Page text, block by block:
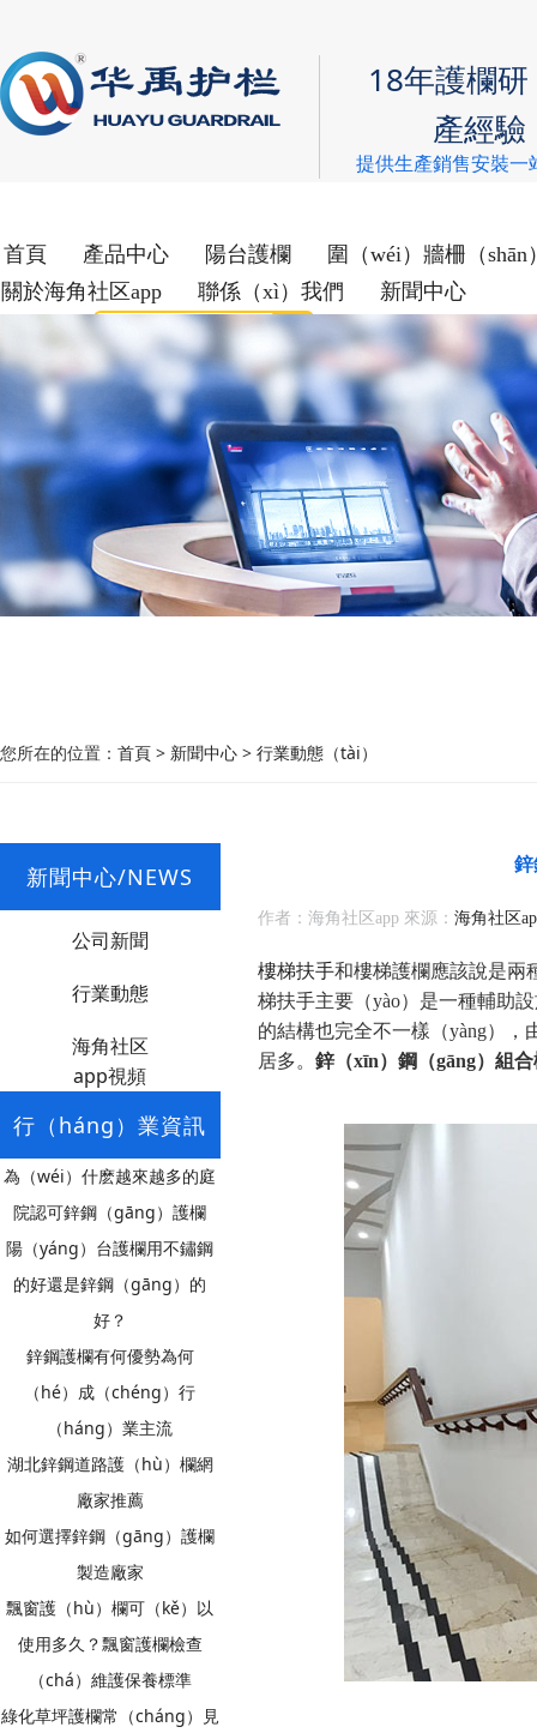
18年護欄
產經
提供生產銷售安裝
首頁 產品中心 陽台護欄
圍（wéi）牆柵（shān
關於海角社区app
聯係（xì）我們 新聞中心
您所在的位置： 首頁 > 新聞中心 > 行業動態（tài）
新聞中心/NEWS
公司新聞
行業動態
海角社区
app視頻
行（háng）業資訊
為（wéi）什麽越來越多的庭
院認可鋅鋼（gāng）護欄
陽（yáng）台護欄用不鏽鋼
的好還是鋅鋼（gāng）的
好？
鋅鋼護欄有何優勢為何
（hé）成（chéng）行
（háng）業主流
湖北鋅鋼道路護（hù）欄網
廠家推薦
如何選擇鋅鋼（gāng）護欄
製造廠家
飄窗護（hù）欄可（kě）以
使用多久？飄窗護欄檢查
（chá）維護保養標準
綠化草坪護欄常（cháng）見
鋅
作者：海角社区app 來源：海角社区
樓梯扶手和樓梯護欄應該說是兩
梯扶手主要（yào）是一種輔助
的結構也完全不一樣（yàng）
居多。鋅（xīn）鋼（gāng）組